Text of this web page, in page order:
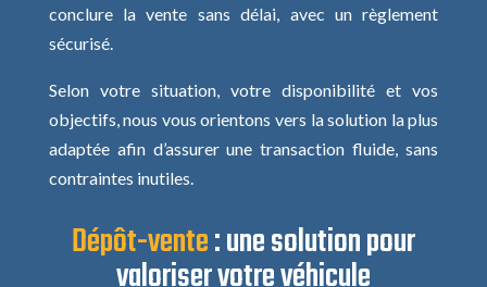
conclure la vente sans délai, avec un règlement
sécurisé.
Selon votre situation, votre disponibilité et vos
objectifs, nous vous orientons vers la solution la plus
adaptée afin d’assurer une transaction fluide, sans
contraintes inutiles.
Dépôt-vente: une solution pour